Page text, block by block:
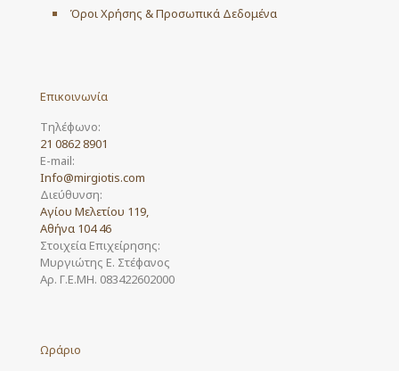
Όροι Χρήσης & Προσωπικά Δεδομένα
Επικοινωνία
Τηλέφωνο:
21 0862 8901
E-mail:
Info@mirgiotis.com
Διεύθυνση:
Αγίου Μελετίου 119,
Αθήνα 104 46
Στοιχεία Επιχείρησης:
Μυργιώτης Ε. Στέφανος
Αρ. Γ.Ε.ΜΗ. 083422602000
Ωράριο